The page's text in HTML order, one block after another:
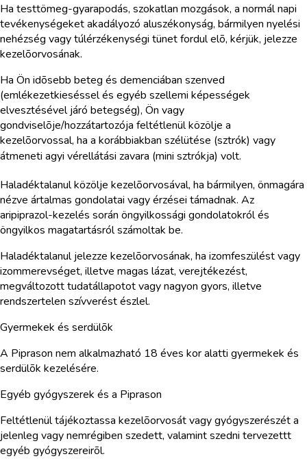
Ha testtömeg-gyarapodás, szokatlan mozgások, a normál napi
tevékenységeket akadályozó aluszékonyság, bármilyen nyelési
nehézség vagy túlérzékenységi tünet fordul elõ, kérjük, jelezze
kezelõorvosának.
Ha Ön idõsebb beteg és demenciában szenved
(emlékezetkieséssel és egyéb szellemi képességek
elvesztésével járó betegség), Ön vagy
gondviselõje/hozzátartozója feltétlenül közölje a
kezelõorvossal, ha a korábbiakban szélütése (sztrók) vagy
átmeneti agyi vérellátási zavara (mini sztrókja) volt.
Haladéktalanul közölje kezelõorvosával, ha bármilyen, önmagára
nézve ártalmas gondolatai vagy érzései támadnak. Az
aripiprazol-kezelés során öngyilkossági gondolatokról és
öngyilkos magatartásról számoltak be.
Haladéktalanul jelezze kezelõorvosának, ha izomfeszülést vagy
izommerevséget, illetve magas lázat, verejtékezést,
megváltozott tudatállapotot vagy nagyon gyors, illetve
rendszertelen szívverést észlel.
Gyermekek és serdülõk
A Piprason nem alkalmazható 18 éves kor alatti gyermekek és
serdülõk kezelésére.
Egyéb gyógyszerek és a Piprason
Feltétlenül tájékoztassa kezelõorvosát vagy gyógyszerészét a
jelenleg vagy nemrégiben szedett, valamint szedni tervezettt
egyéb gyógyszereirõl.